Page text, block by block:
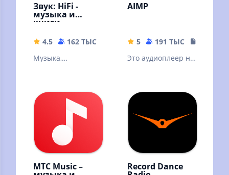
Звук: HiFi -
музыка и
книги
4.5 162 ТЫС
56.57 MB
Музыка,
интернета!
Скачивайте песни
и слушайте
оффлайн
AIMP
5 191 ТЫС
Это аудиоплеер на
Android
МТС Music – Record Dance